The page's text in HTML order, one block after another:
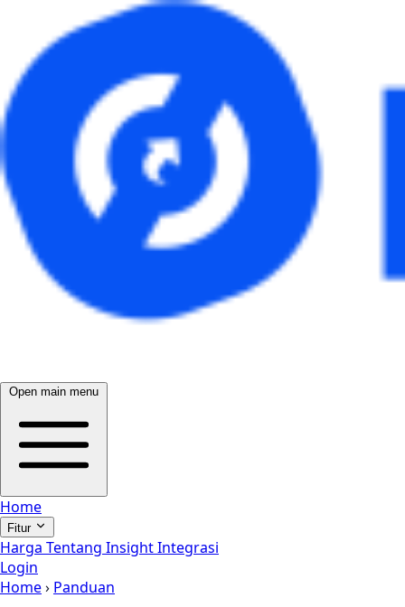
Open main menu
Home
Fitur
Harga Tentang InsightIntegrasi
Login
Home› Panduan